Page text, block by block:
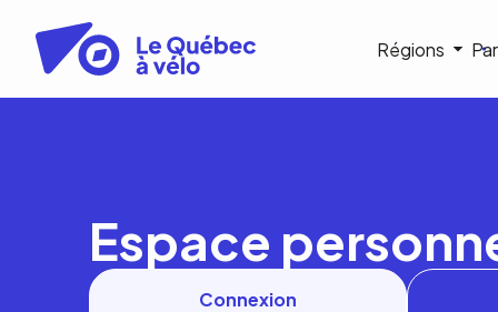
contenu
principal
Régions
Espace
Connexion